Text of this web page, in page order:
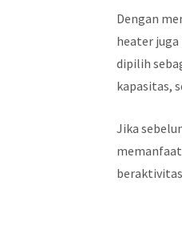
Dengan
heater
dipilih
kapasitas,
Jika